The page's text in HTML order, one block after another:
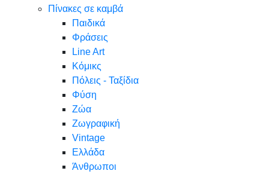
Πίνακες σε καμβά
Παιδικά
Φράσεις
Line Art
Κόμικς
Πόλεις - Ταξίδια
Φύση
Ζώα
Ζωγραφική
Vintage
Ελλάδα
Άνθρωποι